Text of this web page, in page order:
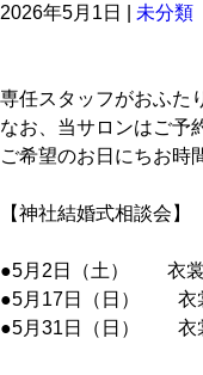
2026年5月1日 未分類
専任スタッフがおふた
なお、当サロンはご予
ご希望のお日にちお時
【神社結婚式相談会】
●5月2日（土） 衣
●5月17日（日） 衣
●5月31日（日） 衣